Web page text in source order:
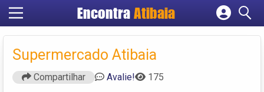
Encontra Atibaia
Cadastrar empresa
Criar conta
Supermercado Atibaia
Compartilhar Avalie! 175